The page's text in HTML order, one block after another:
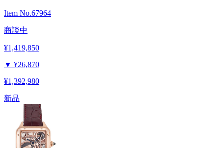
Item No.67964
商談中
¥1,419,850
▼ ¥26,870
¥1,392,980
新品